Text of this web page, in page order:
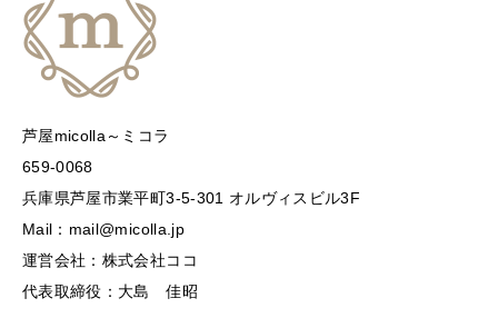
芦屋micolla～ミコラ
659-0068
兵庫県芦屋市業平町3-5-301 オルヴィスビル3F
Mail：mail@micolla.jp
運営会社：株式会社ココ
代表取締役：大島 佳昭